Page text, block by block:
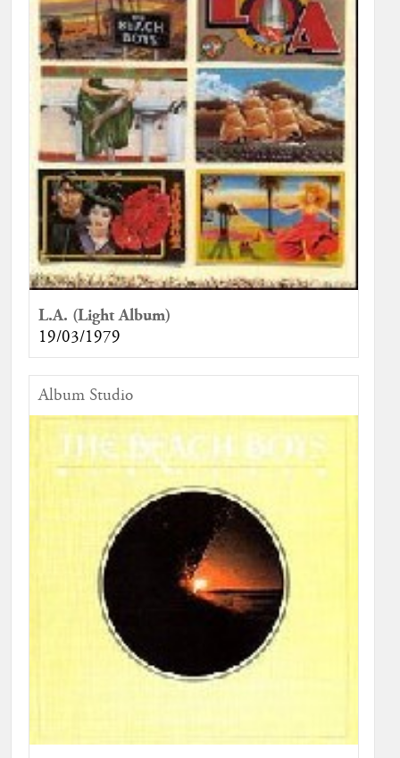
L.A. (Light Album)
19/03/1979
Album Studio